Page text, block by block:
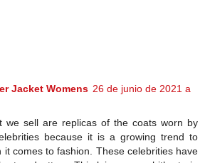
Jacket Womens 26 de junio de 2021 a
we sell are replicas of the coats worn by
because it is a growing trend to
it comes to fashion. These celebrities have